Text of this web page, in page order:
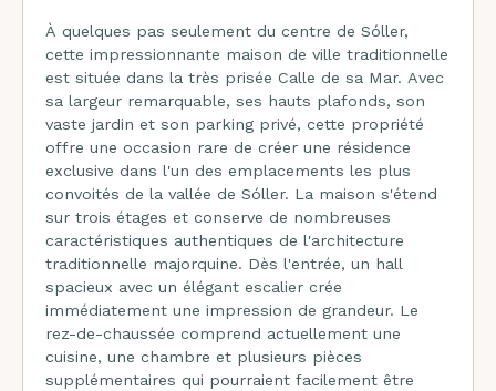
À quelques pas seulement du centre de Sóller,
cette impressionnante maison de ville traditionnelle
est située dans la très prisée Calle de sa Mar. Avec
sa largeur remarquable, ses hauts plafonds, son
vaste jardin et son parking privé, cette propriété
offre une occasion rare de créer une résidence
exclusive dans l'un des emplacements les plus
convoités de la vallée de Sóller. La maison s'étend
sur trois étages et conserve de nombreuses
caractéristiques authentiques de l'architecture
traditionnelle majorquine. Dès l'entrée, un hall
spacieux avec un élégant escalier crée
immédiatement une impression de grandeur. Le
rez-de-chaussée comprend actuellement une
cuisine, une chambre et plusieurs pièces
supplémentaires qui pourraient facilement être